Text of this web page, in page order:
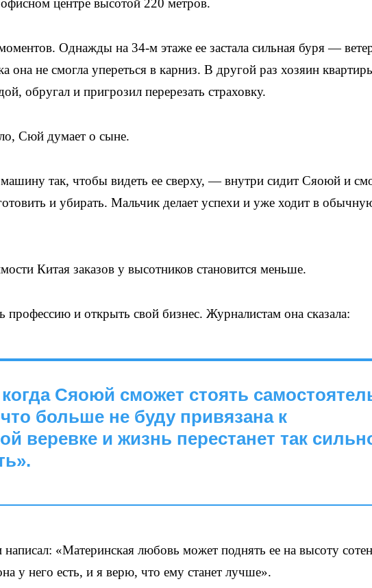
центре высотой 220 метров.
Однажды на 34-м этаже ее застала сильная буря —
она не смогла упереться в карниз. В другой раз хозяин
обругал и пригрозил перерезать страховку.
Сюй думает о сыне.
так, чтобы видеть ее сверху, — внутри сидит Сяоюй и
и убирать. Мальчик делает успехи и уже ходит в
Китая заказов у высотников становится меньше.
и открыть свой бизнес. Журналистам она сказала:
Сяоюй сможет стоять
больше не буду привязана к
веревке и жизнь перестанет так
«Материнская любовь может поднять ее на высоту сотен
у него есть, и я верю, что ему станет лучше».